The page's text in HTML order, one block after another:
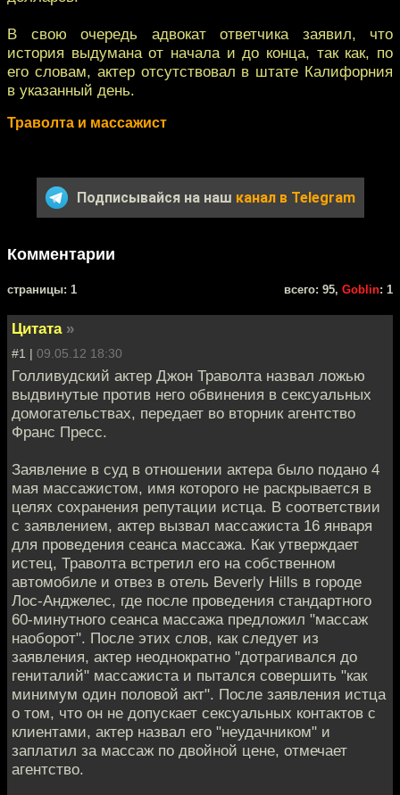
В свою очередь адвокат ответчика заявил, что
история выдумана от начала и до конца, так как, по
его словам, актер отсутствовал в штате Калифорния
в указанный день.
Траволта и массажист
Подписывайся на наш канал в Telegram
Комментарии
cтраницы: 1 всего: 95, Goblin: 1
Цитата »
#1 | 09.05.12 18:30
Голливудский актер Джон Траволта назвал ложью
выдвинутые против него обвинения в сексуальных
домогательствах, передает во вторник агентство
Франс Пресс.
Заявление в суд в отношении актера было подано 4
мая массажистом, имя которого не раскрывается в
целях сохранения репутации истца. В соответствии
с заявлением, актер вызвал массажиста 16 января
для проведения сеанса массажа. Как утверждает
истец, Траволта встретил его на собственном
автомобиле и отвез в отель Beverly Hills в городе
Лос-Анджелес, где после проведения стандартного
60-минутного сеанса массажа предложил "массаж
наоборот". После этих слов, как следует из
заявления, актер неоднократно "дотрагивался до
гениталий" массажиста и пытался совершить "как
минимум один половой акт". После заявления истца
о том, что он не допускает сексуальных контактов с
клиентами, актер назвал его "неудачником" и
заплатил за массаж по двойной цене, отмечает
агентство.